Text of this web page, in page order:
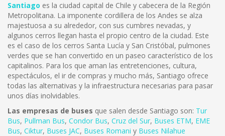
Santiago es la ciudad capital de Chile y cabecera de la Región
Metropolitana. La imponente cordillera de los Andes se alza
majestuosa a su alrededor, con sus cumbres nevadas, y
algunos cerros llegan hasta el propio centro de la ciudad. Este
es el caso de los cerros Santa Lucía y San Cristóbal, pulmones
verdes que se han convertido en un paseo característico de los
capitalinos. Para los que aman las entretenciones, cultura,
espectáculos, el ir de compras y mucho más, Santiago ofrece
todas las alternativas y la infraestructura necesarias para pasar
unos días inolvidables.
Las empresas de buses que salen desde Santiago son: Tur
Bus, Pullman Bus, Condor Bus, Cruz del Sur, Buses ETM, EME
Bus, Ciktur, Buses JAC, Buses Romani y Buses Nilahue